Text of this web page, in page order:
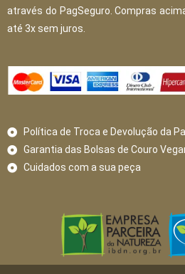
através do PagSeguro. Compras
até 3x sem juros.
Política de Troca e Devolução da
Garantia das Bolsas de Couro
Cuidados com a sua peça